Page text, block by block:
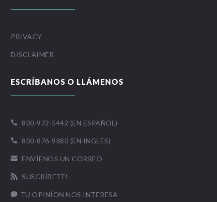
PRIVACY
DISCLAIMER
ESCRÍBANOS O LLÁMENOS
 800-972-5442 (EN ESPAÑOL)
 800-876-9880 (EN INGLÉS)
 ENVÍENOS UN CORREO
 SUSCRÍBETE!
 TU OPINÍON NOS INTERESA